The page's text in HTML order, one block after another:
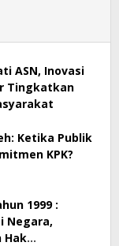
ASN, Inovasi
Tingkatkan
Ketika Publik
KPK?
1999 :
Negara,
Hak